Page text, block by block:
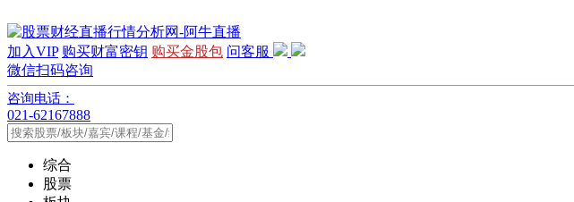
加入VIP 购买财富密钥 购买金股包 问客服
微信扫码咨询
咨询电话：
021-62167888
综合
股票